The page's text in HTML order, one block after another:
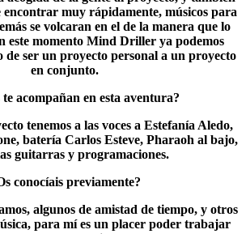
muy rápidamente, músicos para
se volcaran en el de la manera que lo
este momento Mind Driller ya podemos
de ser un proyecto personal a un proyecto
en conjunto.
te acompañan en esta aventura?
tenemos a las voces a Estefanía Aledo,
batería Carlos Esteve, Pharaoh al bajo,
guitarras y programaciones.
conocíais previamente?
algunos de amistad de tiempo, y otros
para mí es un placer poder trabajar